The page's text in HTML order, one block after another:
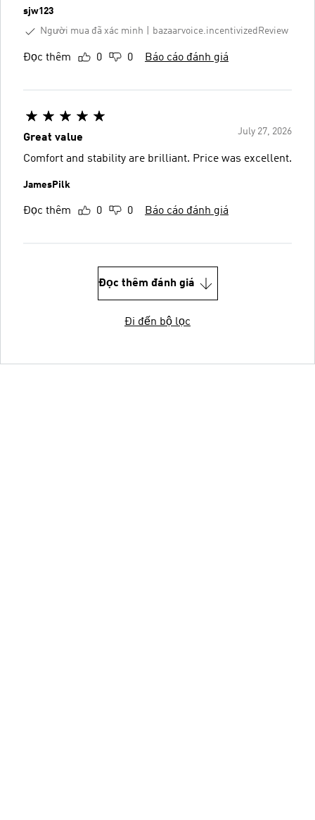
sjw123
Người mua đã xác minh
bazaarvoice.incentivizedReview
Đọc thêm 0 0 Báo cáo đánh giá
July 27, 2026
Great value
Comfort and stability are brilliant. Price was excellent.
JamesPilk
Đọc thêm 0 0 Báo cáo đánh giá
Đọc thêm đánh giá
Đi đến bộ lọc